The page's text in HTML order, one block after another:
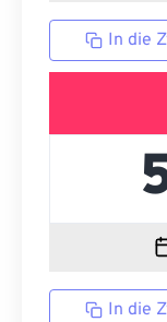
In die
In die